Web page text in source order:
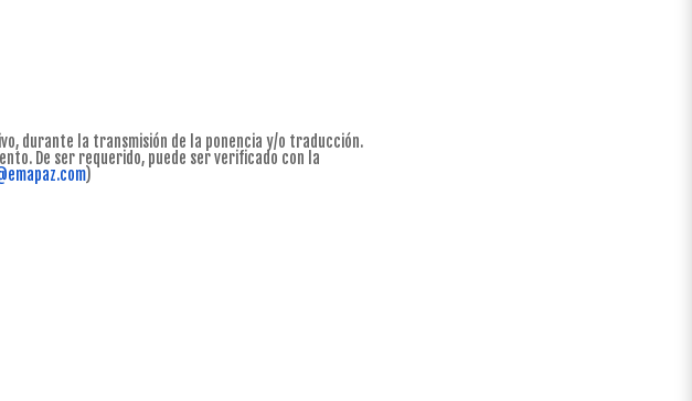
durante la transmisión de la ponencia y/o traducción.
De ser requerido, puede ser verificado con la
)